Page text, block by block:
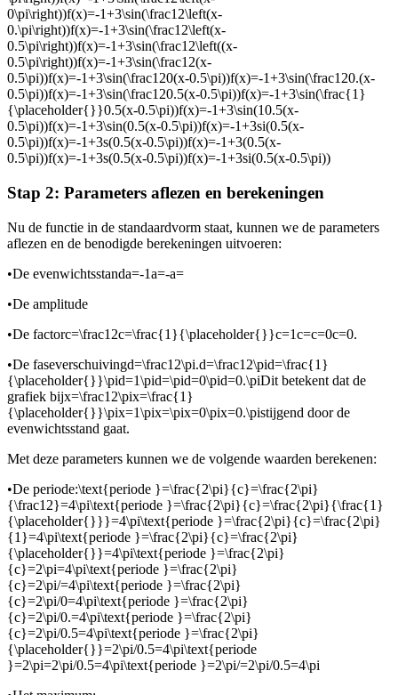
0\pi\right))f(x)=-1+3\sin(\frac12\left(x-
0.\pi\right))f(x)=-1+3\sin(\frac12\left(x-
0.5\pi\right))f(x)=-1+3\sin(\frac12\left((x-
0.5\pi\right))f(x)=-1+3\sin(\frac12(x-
0.5\pi))f(x)=-1+3\sin(\frac120(x-0.5\pi))f(x)=-1+3\sin(\frac120.(x-
0.5\pi))f(x)=-1+3\sin(\frac120.5(x-0.5\pi))f(x)=-1+3\sin(\frac{1}
{\placeholder{}}0.5(x-0.5\pi))f(x)=-1+3\sin(10.5(x-
0.5\pi))f(x)=-1+3\sin(0.5(x-0.5\pi))f(x)=-1+3si(0.5(x-
0.5\pi))f(x)=-1+3s(0.5(x-0.5\pi))f(x)=-1+3(0.5(x-
0.5\pi))f(x)=-1+3s(0.5(x-0.5\pi))f(x)=-1+3si(0.5(x-0.5\pi))
Stap 2: Parameters aflezen en berekeningen
Nu de functie in de standaardvorm staat, kunnen we de parameters
aflezen en de benodigde berekeningen uitvoeren:
•De evenwichtsstanda=-1a=-a=
•De amplitude
•De factorc=\frac12c=\frac{1}{\placeholder{}}c=1c=c=0c=0.
•De faseverschuivingd=\frac12\pi.d=\frac12\pid=\frac{1}
{\placeholder{}}\pid=1\pid=\pid=0\pid=0.\piDit betekent dat de
grafiek bijx=\frac12\pix=\frac{1}
{\placeholder{}}\pix=1\pix=\pix=0\pix=0.\pistijgend door de
evenwichtsstand gaat.
Met deze parameters kunnen we de volgende waarden berekenen:
•De periode:\text{periode }=\frac{2\pi}{c}=\frac{2\pi}
{\frac12}=4\pi\text{periode }=\frac{2\pi}{c}=\frac{2\pi}{\frac{1}
{\placeholder{}}}=4\pi\text{periode }=\frac{2\pi}{c}=\frac{2\pi}
{1}=4\pi\text{periode }=\frac{2\pi}{c}=\frac{2\pi}
{\placeholder{}}=4\pi\text{periode }=\frac{2\pi}
{c}=2\pi=4\pi\text{periode }=\frac{2\pi}
{c}=2\pi/=4\pi\text{periode }=\frac{2\pi}
{c}=2\pi/0=4\pi\text{periode }=\frac{2\pi}
{c}=2\pi/0.=4\pi\text{periode }=\frac{2\pi}
{c}=2\pi/0.5=4\pi\text{periode }=\frac{2\pi}
{\placeholder{}}=2\pi/0.5=4\pi\text{periode
}=2\pi=2\pi/0.5=4\pi\text{periode }=2\pi/=2\pi/0.5=4\pi